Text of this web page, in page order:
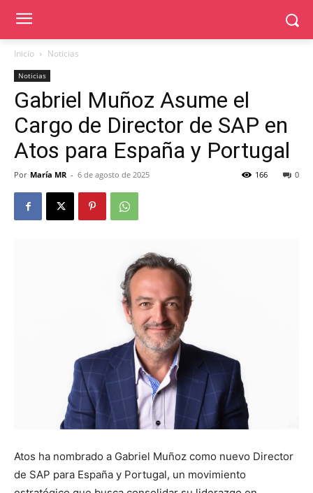
Inicio Noticias
Noticias
Gabriel Muñoz Asume el
Cargo de Director de SAP en
Atos para España y Portugal
Por María MR - 6 de agosto de 2025 0
166
Atos ha nombrado a Gabriel Muñoz como nuevo Director
de SAP para España y Portugal, un movimiento